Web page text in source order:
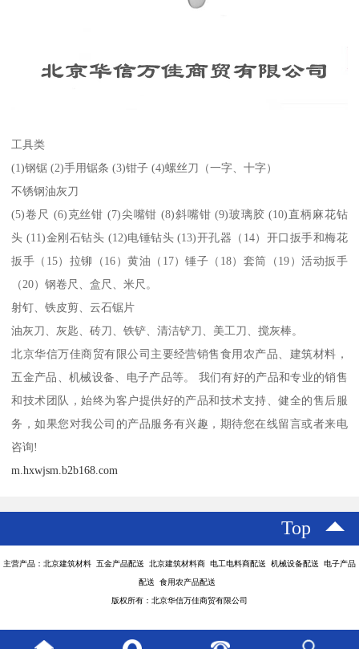
工具类
(1)钢锯 (2)手用锯条 (3)钳子 (4)螺丝刀（一字、十字）
不锈钢油灰刀
(5)卷尺 (6)克丝钳 (7)尖嘴钳 (8)斜嘴钳 (9)玻璃胶 (10)直柄麻花钻
头 (11)金刚石钻头 (12)电锤钻头 (13)开孔器（14）开口扳手和梅花
扳手（15）拉铆（16）黄油（17）锤子（18）套筒（19）活动扳手
（20）钢卷尺、盒尺、米尺。
射钉、铁皮剪、云石锯片
油灰刀、灰匙、砖刀、铁铲、清洁铲刀、美工刀、搅灰棒。
北京华信万佳商贸有限公司主要经营销售食用农产品、建筑材料，
五金产品、机械设备、电子产品等。 我们有好的产品和专业的销售
和技术团队，始终为客户提供好的产品和技术支持、健全的售后服
务，如果您对我公司的产品服务有兴趣，期待您在线留言或者来电
咨询!
m.hxwjsm.b2b168.com
Top
主营产品：北京建筑材料 五金产品配送 北京建筑材料商 电工电料商配送 机械设备配送 电子产品
配送 食用农产品配送
版权所有：北京华信万佳商贸有限公司